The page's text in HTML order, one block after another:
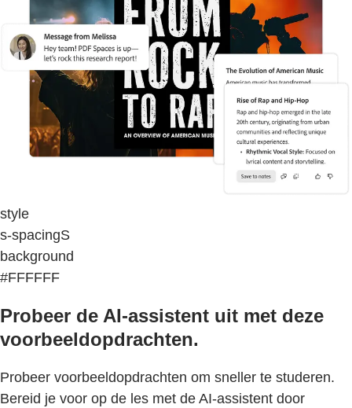
style
s-spacingS
background
#FFFFFF
Probeer de AI-assistent uit met deze
voorbeeldopdrachten.
Probeer voorbeeldopdrachten om sneller te studeren.
Bereid je voor op de les met de AI-assistent door